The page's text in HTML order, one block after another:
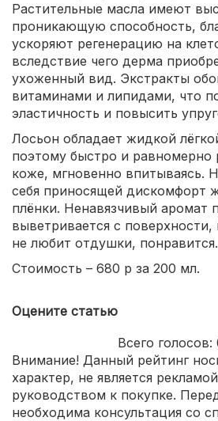
Растительные масла имеют
проникающую способность,
ускоряют регенерацию на
вследствие чего дерма
ухоженный вид. Экстракты
витаминами и липидами, что
эластичность и повысить
Лосьон обладает жидкой
поэтому быстро и равномерно
коже, мгновенно впитываясь.
себя приносящей дискомфорт
плёнки. Ненавязчивый аромат
выветривается с
не любит отдушки, понравится.
Стоимость – 680 р за 200 мл.
Оцените статью
Всего голосов:
Внимание! Данный рейтинг
характер, не является
руководством к покупке.
необходима консультация со